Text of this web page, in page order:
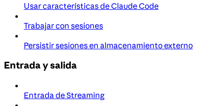
Usar características de Claude Code
Trabajar con sesiones
Persistir sesiones en almacenamiento externo
Entrada y salida
Entrada de Streaming